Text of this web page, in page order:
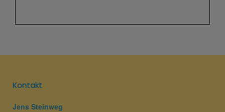
Kontakt
Jens Steinweg